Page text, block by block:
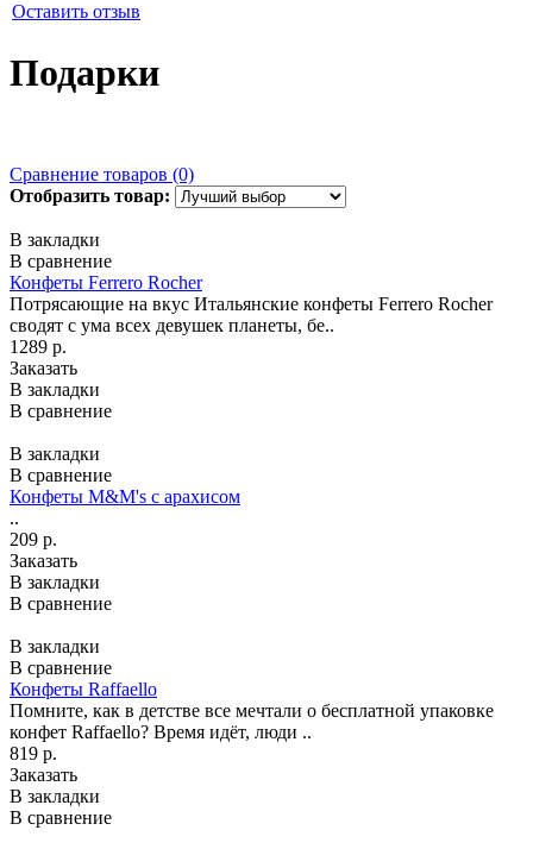
Оставить отзыв
Подарки
Сравнение товаров (0)
Отобразить товар:
В закладки
В сравнение
Конфеты Ferrero Rocher
Потрясающие на вкус Итальянские конфеты Ferrero Rocher
сводят с ума всех девушек планеты, бе..
1289 р.
Заказать
В закладки
В сравнение
В закладки
В сравнение
Конфеты M&M's с арахисом
..
209 р.
Заказать
В закладки
В сравнение
В закладки
В сравнение
Конфеты Raffaello
Помните, как в детстве все мечтали о бесплатной упаковке
конфет Raffaello? Время идёт, люди ..
819 р.
Заказать
В закладки
В сравнение